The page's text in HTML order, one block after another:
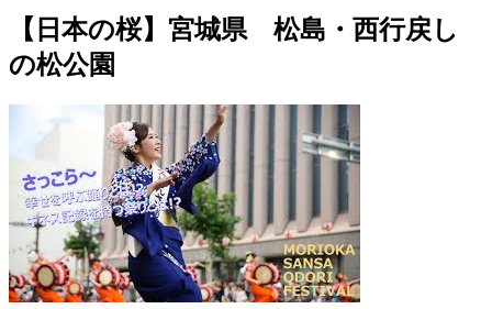
【日本の桜】宮城県 松島・西行戻し
の松公園